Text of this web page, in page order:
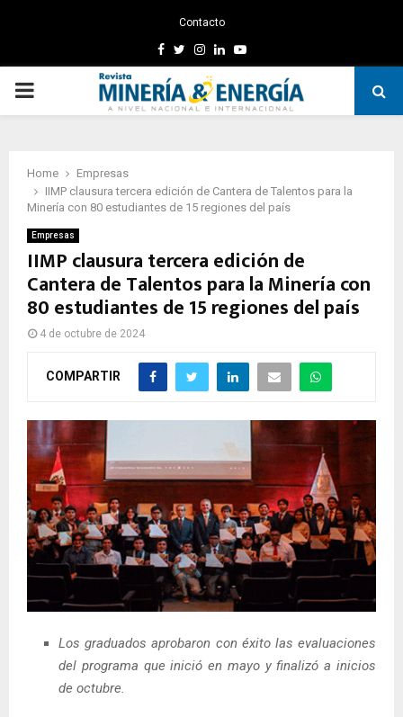
Contacto
Facebook
TwitterInstagram
LinkedinYoutube
PRIMARY
Home
Empresas
IIMP clausura tercera edición de Cantera de Talentos para la
Minería con 80 estudiantes de 15 regiones del país
Empresas
IIMP clausura tercera edición de
Cantera de Talentos para la Minería con
80 estudiantes de 15 regiones del país
4 de octubre de 2024
COMPARTIR
Los graduados aprobaron con éxito las evaluaciones
del programa que inició en mayo y finalizó a inicios
de octubre.